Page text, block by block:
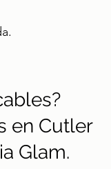
en Cutler
Glam.